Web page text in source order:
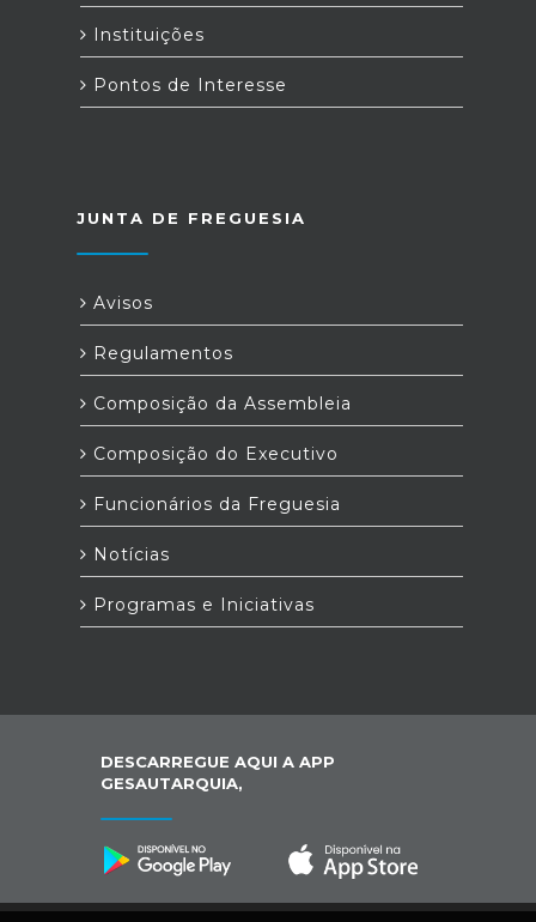
Instituições
Pontos de Interesse
JUNTA DE FREGUESIA
Avisos
Regulamentos
Composição da Assembleia
Composição do Executivo
Funcionários da Freguesia
Notícias
Programas e Iniciativas
DESCARREGUE AQUI A APP
GESAUTARQUIA,